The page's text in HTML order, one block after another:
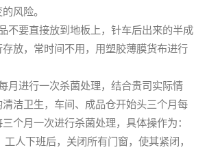
风险。
不要直接放到地板上，针车后出来的半成
放，常时间不用，用塑胶薄膜货布进行
月进行一次杀菌处理，结合贵司实际情
洁卫生，车间、成品仓开始头三个月每
个月一次进行杀菌处理，具体操作为：
人下班后，关闭所有门窗，使其紧闭，